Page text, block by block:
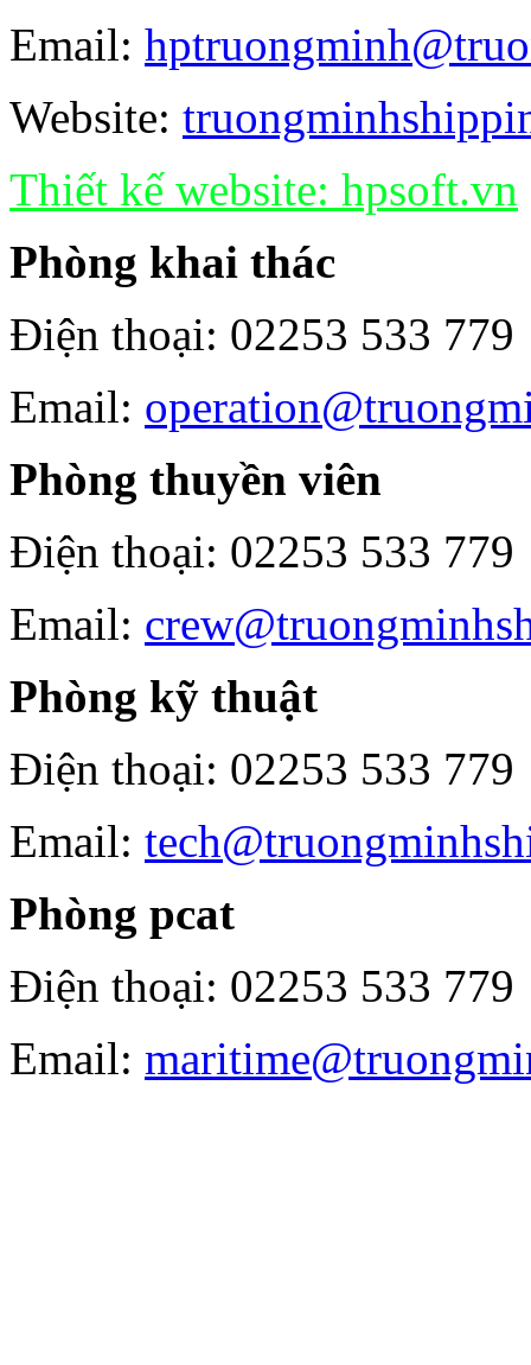
Email:
Website:
Thiết kế website: hpsoft.vn
Phòng khai thác
Điện thoại: 02253 533 779
Email:
Phòng thuyền viên
Điện thoại: 02253 533 779
Email:
Phòng kỹ thuật
Điện thoại: 02253 533 779
Email:
Phòng pcat
Điện thoại: 02253 533 779
Email: